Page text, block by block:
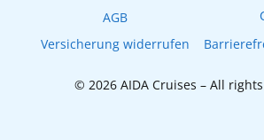
AGB
Versicherung widerrufen
© 2026 AIDA Cruises – All